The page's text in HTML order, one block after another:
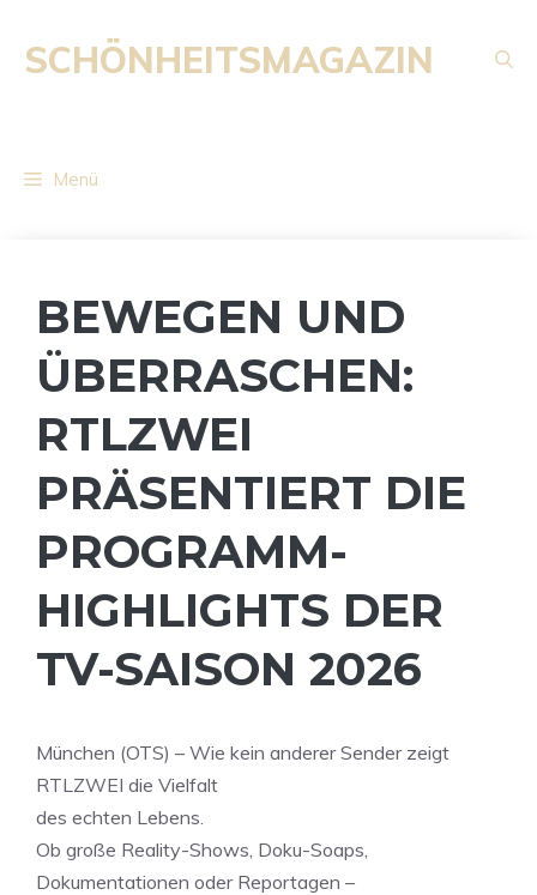
Inhalt
springen
SCHÖNHEITSMAGAZIN
Menü
BEWEGEN UND
ÜBERRASCHEN:
RTLZWEI
PRÄSENTIERT DIE
PROGRAMM-
HIGHLIGHTS DER
TV-SAISON 2026
München (OTS) – Wie kein anderer Sender zeigt
RTLZWEI die Vielfalt
des echten Lebens.
Ob große Reality-Shows, Doku-Soaps,
Dokumentationen oder Reportagen –